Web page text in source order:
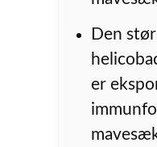
Den
er